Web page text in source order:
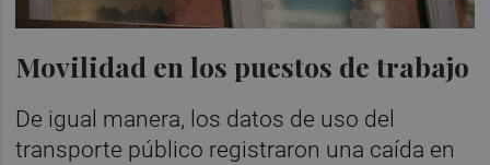
Movilidad en los puestos de trabajo
De igual manera, los datos de uso del
transporte público registraron una caída en